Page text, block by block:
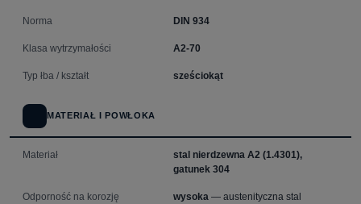
Norma DIN 934
Klasa wytrzymałości A2-70
Typ łba / kształt sześciokąt
MATERIAŁ I POWŁOKA
Materiał
stal nierdzewna A2 (1.4301),
gatunek 304
Odporność na korozję wysoka — austenityczna stal